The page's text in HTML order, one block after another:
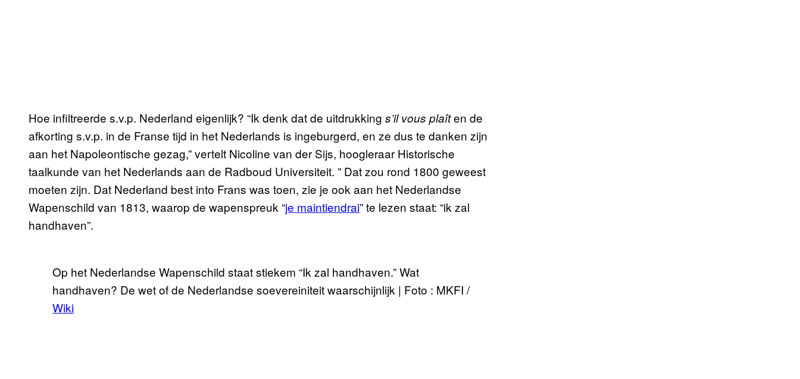
Hoe infiltreerde s.v.p. Nederland eigenlijk? “Ik denk dat de uitdrukking s’il vous plaîten de
afkorting s.v.p. in de Franse tijd in het Nederlands is ingeburgerd, en ze dus te danken zijn
aan het Napoleontische gezag,” vertelt Nicoline van der Sijs, hoogleraar Historische
taalkunde van het Nederlands aan de Radboud Universiteit. ” Dat zou rond 1800 geweest
moeten zijn. Dat Nederland best into Frans was toen, zie je ook aan het Nederlandse
Wapenschild van 1813, waarop de wapenspreuk “je maintiendrai” te lezen staat: “ik zal
handhaven”.
Op het Nederlandse Wapenschild staat stiekem “Ik zal handhaven.” Wat
handhaven? De wet of de Nederlandse soevereiniteit waarschijnlijk | Foto : MKFI /
Wiki